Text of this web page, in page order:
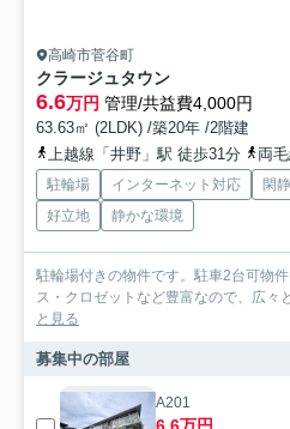
高崎市菅谷町
クラージュタウン
6.6万円 管理/共益費4,000円
63.63㎡ (2LDK) /築20年 /2階建
上越線「井野」駅 徒歩31分
両
駐輪場 インターネット対応 閑
好立地
静かな環境
駐輪場付きの物件です。駐車2台可物
ス・クロゼットなど豊富なので、広々
と見る
募集中の部屋
A201